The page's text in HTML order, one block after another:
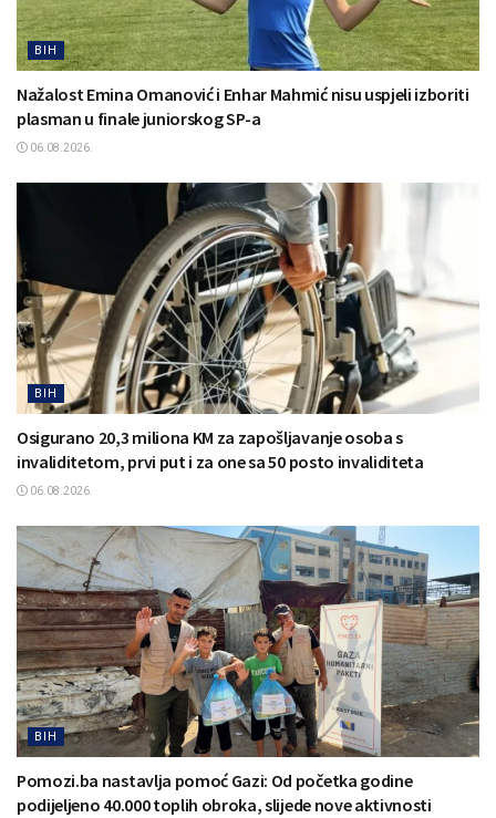
BIH
Nažalost Emina Omanović i Enhar Mahmić nisu uspjeli izboriti
plasman u finale juniorskog SP-a
06.08.2026.
BIH
Osigurano 20,3 miliona KM za zapošljavanje osoba s
invaliditetom, prvi put i za one sa 50 posto invaliditeta
06.08.2026.
BIH
Pomozi.ba nastavlja pomoć Gazi: Od početka godine
podijeljeno 40.000 toplih obroka, slijede nove aktivnosti